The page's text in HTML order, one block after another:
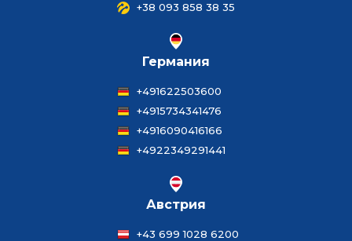
+38 093 858 38 35
Германия
+491622503600
+4915734341476
+4916090416166
+4922349291441
Австрия
+43 699 1028 6200